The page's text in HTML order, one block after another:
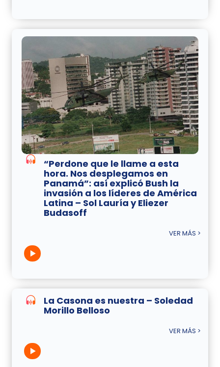
“Perdone que le llame a esta
hora. Nos desplegamos en
Panamá”: así explicó Bush la
invasión a los líderes de América
Latina – Sol Lauría y Eliezer
Budasoff
VER MÁS >
La Casona es nuestra – Soledad
Morillo Belloso
VER MÁS >